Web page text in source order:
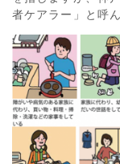
者ケアラー」と呼